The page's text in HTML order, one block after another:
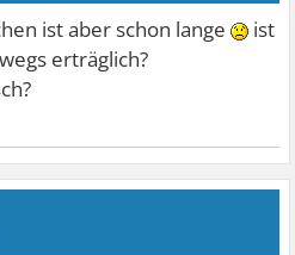
ist aber schon lange
ist
erträglich?